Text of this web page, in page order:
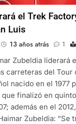
el Trek
Luis
13 años atrás 1
Zubeldia liderará
carreteras del Tour
nacido en el 1977
que finalizó en
además en el
Zubeldia: “Se